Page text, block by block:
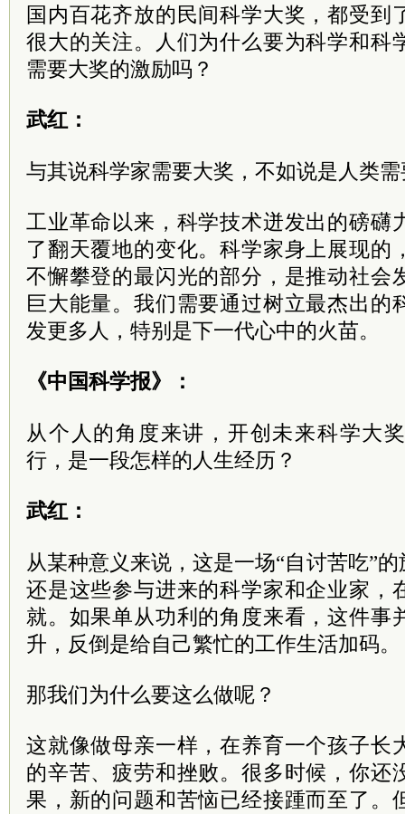
国内百花齐放的民间科学大奖，都受到
很大的关注。人们为什么要为科学和科
需要大奖的激励吗？
武红：
与其说科学家需要大奖，不如说是人类
工业革命以来，科学技术迸发出的磅礴
了翻天覆地的变化。科学家身上展现的
不懈攀登的最闪光的部分，是推动社会
巨大能量。我们需要通过树立最杰出的
发更多人，特别是下一代心中的火苗。
《中国科学报》：
从个人的角度来讲，开创未来科学大
行，是一段怎样的人生经历？
武红：
从某种意义来说，这是一场“自讨苦吃”
还是这些参与进来的科学家和企业家，
就。如果单从功利的角度来看，这件事
升，反倒是给自己繁忙的工作生活加码。
那我们为什么要这么做呢？
这就像做母亲一样，在养育一个孩子长
的辛苦、疲劳和挫败。很多时候，你还
果，新的问题和苦恼已经接踵而至了。